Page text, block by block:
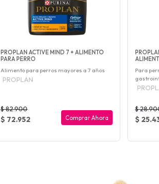
PROPLAN ACTIVE MIND 7 + ALIMENTO
PARA PERRO
Alimento para perros mayores a 7 años
PROPLAN
$ 82.900
$ 72.952 Comprar Ahora
Para
$
$